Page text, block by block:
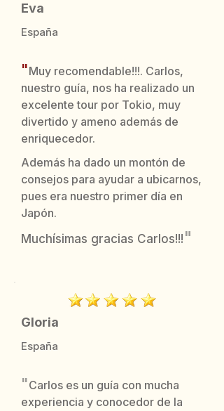
Eva
España
"Muy recomendable!!!. Carlos,
nuestro guía, nos ha realizado un
excelente tour por Tokio, muy
divertido y ameno además de
enriquecedor.
Además ha dado un montón de
consejos para ayudar a ubicarnos,
pues era nuestro primer día en
Japón.
Muchísimas gracias Carlos!!! "
Gloria
España
"Carlos es un guía con mucha
experiencia y conocedor de la